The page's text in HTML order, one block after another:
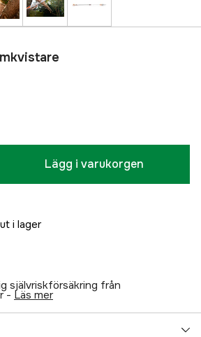
Lägg i varukorgen
i lager
självriskförsäkring från
- läs mer